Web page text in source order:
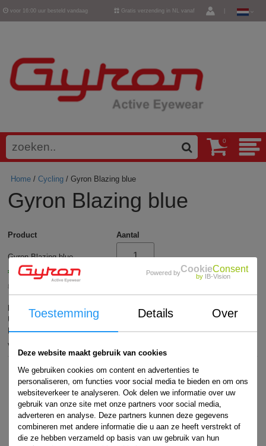
voor 16:00 uur besteld vandaag Gratis verzending in NL vanaf
0
Home /Cycling / Gyron Blazing blue
Gyron Blazing blue
Product Aantal
Gyron Blazing blue
€69,95
Art#
8718924552032
Merk : Gyron : Black : Blue mirror Technologie
UV400, Decentered lens, Polycarbonated lens, Adjustable nose pads,
High contrast lens, Flex templesLevertijd: 0
Voorraad:
Powered byCookieConsent
by IB-Vision
Toestemming Details Over
Deze website maakt gebruik van cookies
We gebruiken cookies om content en advertenties te
personaliseren, om functies voor social media te bieden en om ons
websiteverkeer te analyseren. Ook delen we informatie over uw
gebruik van onze site met onze partners voor social media,
adverteren en analyse. Deze partners kunnen deze gegevens
combineren met andere informatie die u aan ze heeft verstrekt of
die ze hebben verzameld op basis van uw gebruik van hun